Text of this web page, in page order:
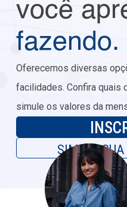
você
fazendo.
Oferecemos diversas
facilidades. Confira quais
simule os valores da
SIMULE